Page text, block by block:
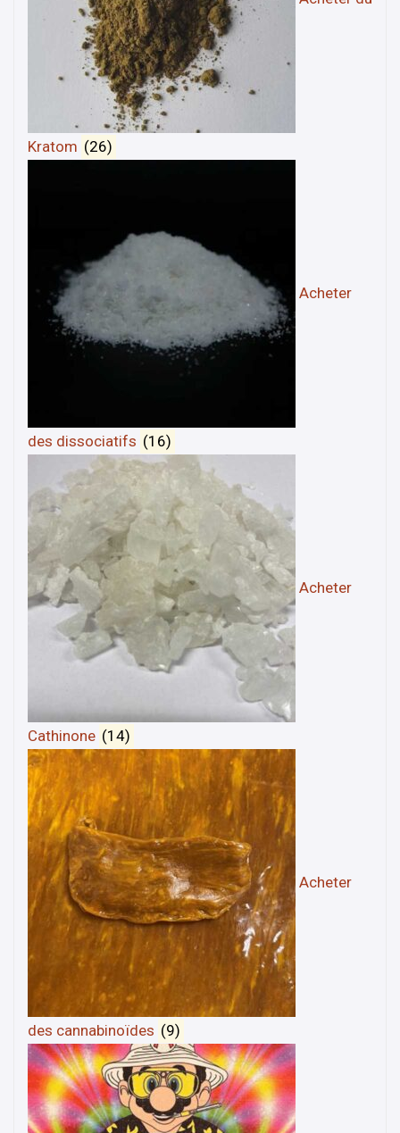
Kratom (26)
Acheter
des dissociatifs (16)
Acheter
Cathinone (14)
Acheter
des cannabinoïdes (9)